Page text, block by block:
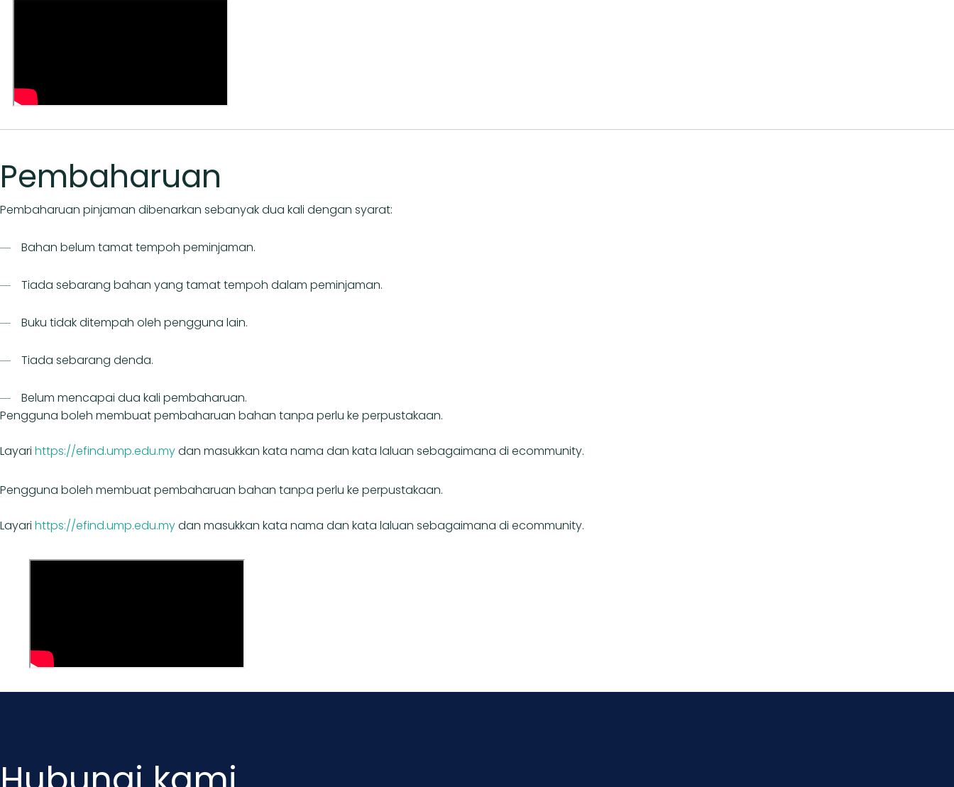
Pembaharuan
Pembaharuan pinjaman dibenarkan sebanyak dua kali dengan syarat:
Bahan belum tamat tempoh peminjaman.
Tiada sebarang bahan yang tamat tempoh dalam peminjaman.
Buku tidak ditempah oleh pengguna lain.
Tiada sebarang denda.
Belum mencapai dua kali pembaharuan.
Pengguna boleh membuat pembaharuan bahan tanpa perlu ke perpustakaan.
Layari https://efind.ump.edu.mydan masukkan kata nama dan kata laluan sebagaimana di ecommunity.
Pengguna boleh membuat pembaharuan bahan tanpa perlu ke perpustakaan.
Layari https://efind.ump.edu.mydan masukkan kata nama dan kata laluan sebagaimana di ecommunity.